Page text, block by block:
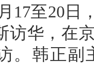
17至20日
访华，在
。韩正副